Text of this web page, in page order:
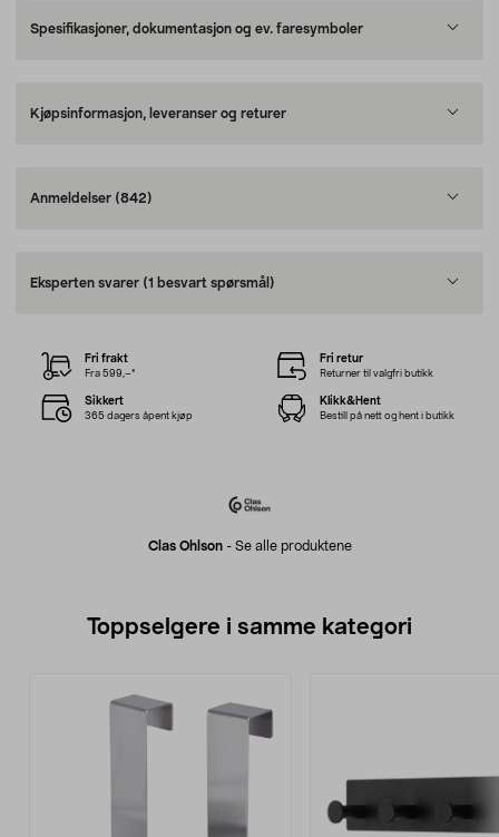
Spesifikasjoner, dokumentasjon og ev. faresymboler
Kjøpsinformasjon, leveranser og returer
Anmeldelser (842)
Eksperten svarer (1 besvart spørsmål)
Clas Ohlson- Se alle produktene
Fri frakt
Fra 599,–*
Fri retur
Returner til valgfri butikk
Sikkert
365 dagers åpent kjøp
Klikk&Hent
Bestill på nett og hent i butikk
Toppselgere i samme kategori